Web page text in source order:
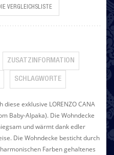
VERGLEICHSLISTE
ZUSATZINFORMATION
SCHLAGWORTE
exklusive LORENZO CANA
Baby-Alpaka). Die Wohndecke
und wärmt dank edler
Die Wohndecke besticht durch
Farben gehaltenes